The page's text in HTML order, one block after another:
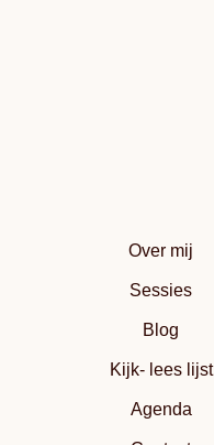
Over mij
Sessies
Blog
Kijk- lees lijst
Agenda